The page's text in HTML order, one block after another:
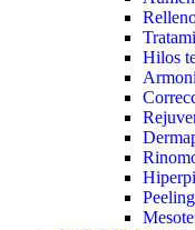
Hilos
Peeling